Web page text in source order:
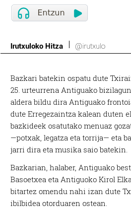
Irutxuloko Hitza @irutxulo
Bazkari batekin ospatu dute
25. urteurrena Antiguako
aldera bildu dira Antiguako
dute Erregezaintza kalean duten
bazkideek osatutako menuaz
—potxak, legatza eta torrija— eta
jarri dira eta musika saio batekin.
Bazkarian, halaber, Antiguako
Basoetxea eta Antiguoko Kirol
bitartez omendu nahi izan dute
ibilbidea otorduaren ostean.